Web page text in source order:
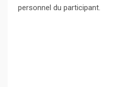
personnel du participant.